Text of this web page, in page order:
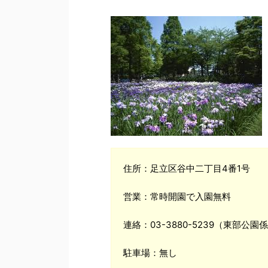
住所：足立区谷中二丁目4番1号
営業：常時開園で入園無料
連絡：03-3880-5239（東部公園
駐車場：無し